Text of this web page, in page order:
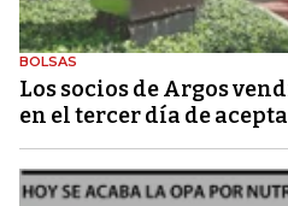
BOLSAS
Los socios de Argos
en el tercer día de